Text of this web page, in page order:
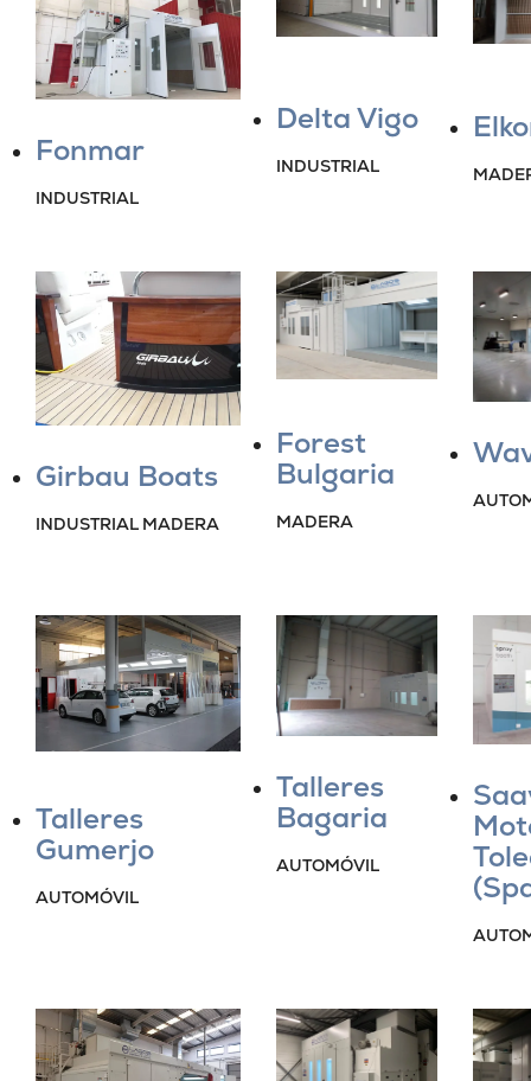
Fonmar
INDUSTRIAL
Delta Vigo
INDUSTRIAL
Girbau Boats
INDUSTRIAL MADERA
Forest
Bulgaria
MADERA
Talleres
Gumerjo
AUTOMÓVIL
Talleres
Bagaria
AUTOMÓVIL